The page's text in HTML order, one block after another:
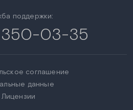
поддержки:
03-35
соглашение
данные
Лицензии